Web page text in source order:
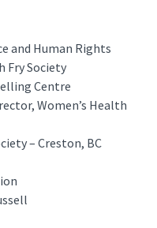
and Human Rights
Fry Society
Centre
Women’s Health
– Creston, BC